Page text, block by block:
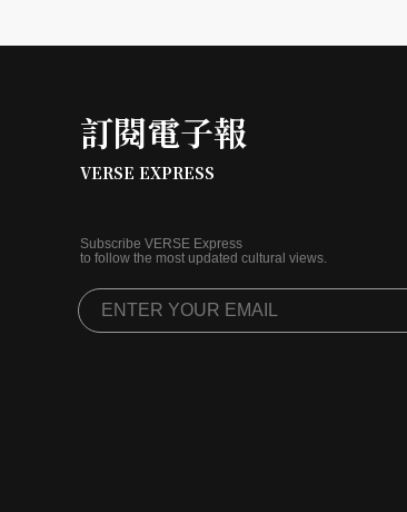
訂閱電子報
VERSE EXPRESS
Subscribe VERSE Express
to follow the most updated cultural views.